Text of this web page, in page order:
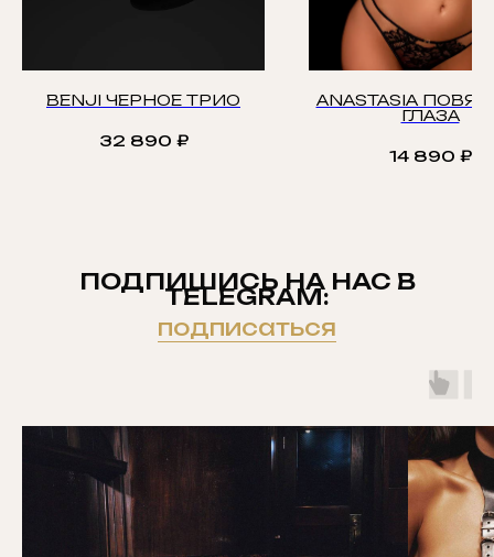
BENJI ЧЕРНОЕ ТРИО
32 890 ₽
ANASTASIA
ГЛАЗА
14 890 ₽
ПОДПИШИСЬ НА НАС В
TELEGRAM:
подписаться